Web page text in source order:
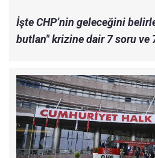
İşte CHP’nin geleceğini
butlan" krizine dair 7 soru ve